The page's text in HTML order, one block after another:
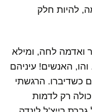
להיות חלק
ואדמה לחה, ומילא
האנשים! עיניהם
כשדיברו. הרגשתי
רק לדמות